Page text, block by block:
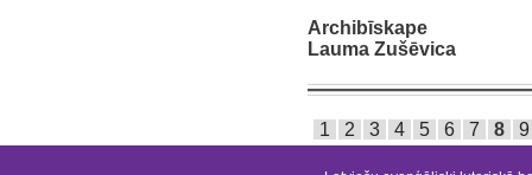
Archibīskape
Lauma Zušēvica
1 2 3 4 5 6 7 8 9